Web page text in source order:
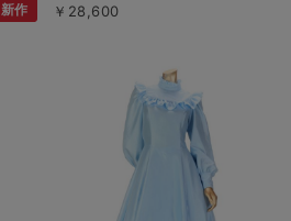
新作 ￥28,600